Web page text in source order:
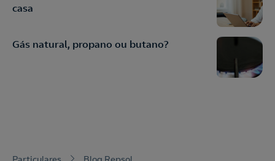
casa
Gás natural, propano ou butano?